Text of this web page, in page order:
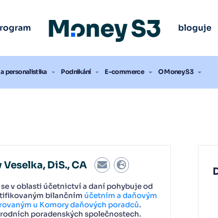
bloguje
vybrat účetní program
vybrat účetní program
personalistika
vybrat účetní program
Podnikání
vybrat účetní program
E-commerce
vybrat účetní program
O Money S3
vybrat účetní program
DiS., CA
v oblasti účetnictví a daní pohybuje od
bilančním účetním a daňovým
u Komory daňových poradců.
poradenských společnostech.